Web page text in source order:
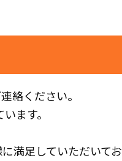
絡ください。
ます。
満足していただいてお